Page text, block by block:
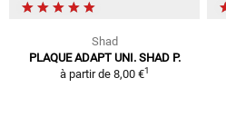
Shad
PLAQUE ADAPT UNI. SHAD P.
à partir de 8,00 €1